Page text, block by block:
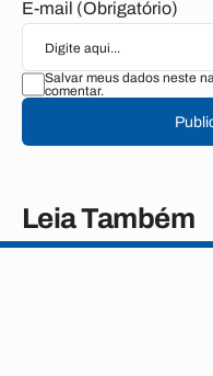
E-mail (Obrigatório)
Salvar meus dados neste
comentar.
Leia Também